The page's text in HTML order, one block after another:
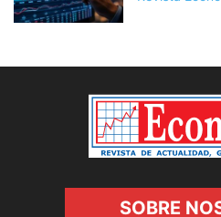
SOBRE